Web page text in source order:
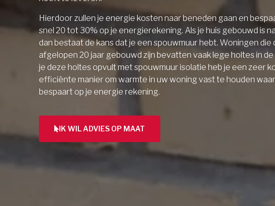
Hierdoor zullen je energie kosten naar beneden gaan en
snel 20 tot 30% op je energierekening. Als je huis gebouwd is
dan bestaat de kans dat je een spouwmuur hebt. Woningen die
afgelopen 20 jaar gebouwd zijn bevatten vaak lege holtes in de
je deze holtes opvult met spouwmuur isolatie heb je een zeer
efficiënte manier om warmte in uw woning vast te houden
bespaart op je energie rekening.
IK WIL ADVIES OP MAAT